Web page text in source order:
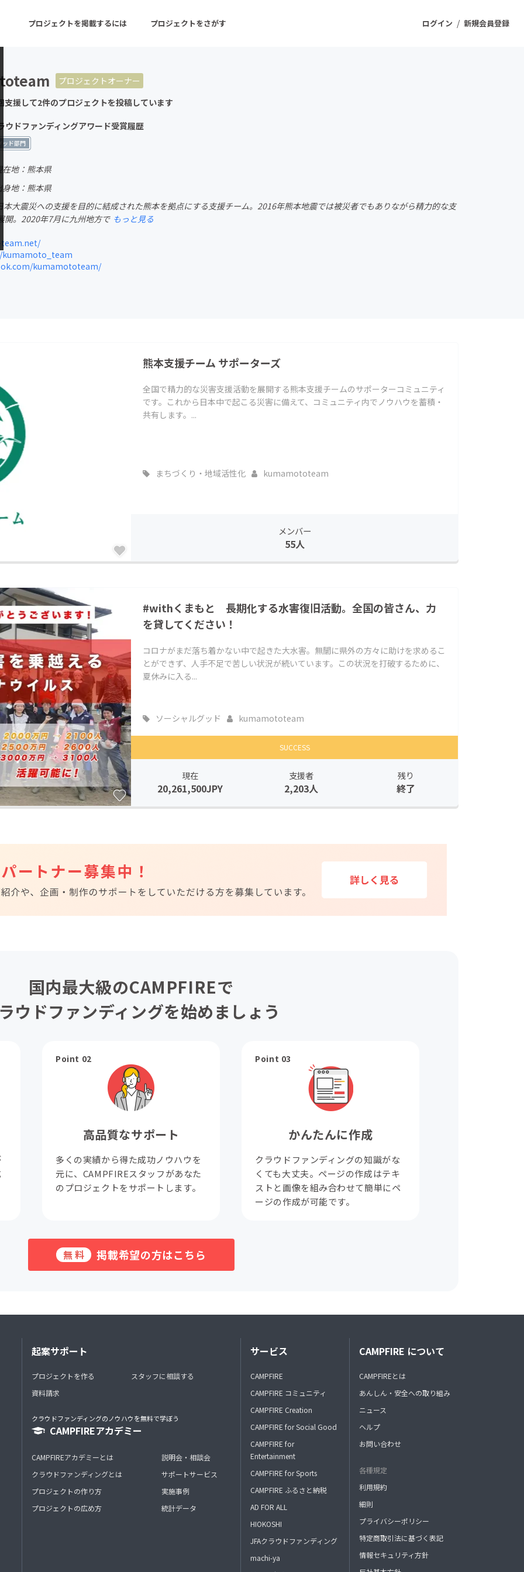
ログイン / 新規会員登録
プロジェクトを掲載するには プロジェクトをさがす
ーン 注目の新着プロジェクト
音楽
ゲーム・サービス開発
書籍・雑誌出版
チャレンジ
ビューティー・ヘルスケア ソーシャルグッド
プロジェクトオーナー
支援して2件のプロジェクトを投稿しています
ウドファンディングアワード受賞履歴
ッド部門
在地：熊本県
身地：熊本県
大震災への支援を目的に結成された熊本を拠点にする支援チーム。2016年熊本地震では被災者でもありながら精力的な支
開。2020年7月に九州地方で もっと見る
kumamototeam/
熊本支援チーム サポーターズ
全国で精力的な災害支援活動を展開する熊本支援チームのサポーターコミュニティ
です。これから日本中で起こる災害に備えて、コミュニティ内でノウハウを蓄積・
共有します。...
まちづくり・地域活性化 kumamototeam
メンバー
55人
#withくまもと 長期化する水害復旧活動。全国の皆さん、力
を貸してください！
コロナがまだ落ち着かない中で起きた大水害。無闇に県外の方々に助けを求めるこ
とができず、人手不足で苦しい状況が続いています。この状況を打破するために、
夏休みに入る...
ソーシャルグッド kumamototeam
SUCCESS
現在
20,261,500JPY
支援者
2,203人
残り
終了
国内最大級のCAMPFIREで
ウドファンディングを始めましょう
Point 02
高品質なサポート
多くの実績から得た成功ノウハウを
元に、CAMPFIREスタッフがあなた
のプロジェクトをサポートします。
Point 03
かんたんに作成
クラウドファンディングの知識がな
くても大丈夫。ページの作成はテキ
ストと画像を組み合わせて簡単にペ
ージの作成が可能です。
無料 掲載希望の方はこちら
起案サポート
プロジェクトを作る
資料請求
スタッフに相談する
クラウドファンディングのノウハウを無料で学ぼう
CAMPFIREアカデミー
CAMPFIREアカデミーとは
クラウドファンディングとは
プロジェクトの作り方
プロジェクトの広め方
説明会・相談会
サポートサービス
実施事例
統計データ
サービス
CAMPFIRE
CAMPFIRE コミュニティ
CAMPFIRE Creation
CAMPFIRE for Social Good
CAMPFIRE for
Entertainment
CAMPFIRE for Sports
CAMPFIRE ふるさと納税
AD FOR ALL
HIOKOSHI
JFAクラウドファンディング
machi-ya
CAMPFIRE について
CAMPFIREとは
あんしん・安全への取り組み
ニュース
ヘルプ
お問い合わせ
各種規定
利用規約
細則
プライバシーポリシー
特定商取引法に基づく表記
情報セキュリティ方針